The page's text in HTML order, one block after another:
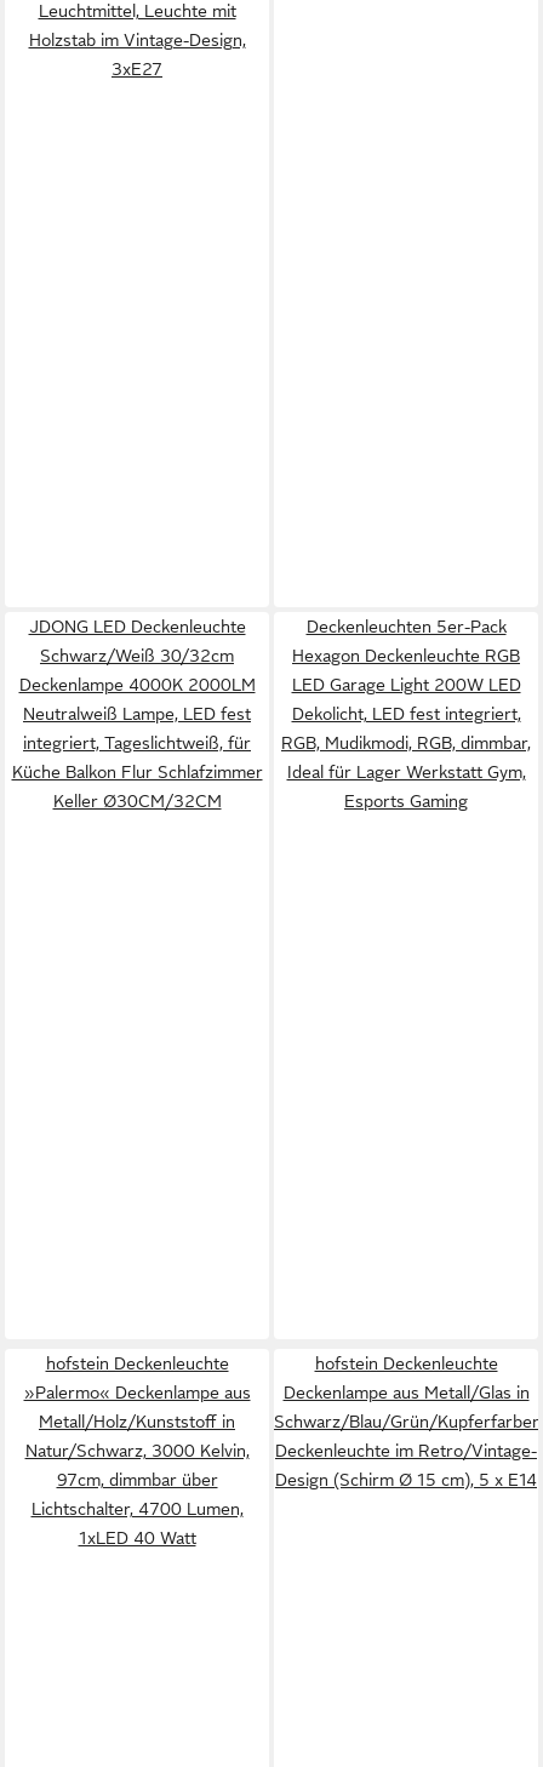
Leuchtmittel, Leuchte mit
Holzstab im Vintage-Design,
3xE27
JDONG LED Deckenleuchte
Schwarz/Weiß 30/32cm
Deckenlampe 4000K 2000LM
Neutralweiß Lampe, LED fest
integriert, Tageslichtweiß, für
Küche Balkon Flur Schlafzimmer
Keller Ø30CM/32CM
Deckenleuchten 5er-Pack
Hexagon Deckenleuchte RGB
LED Garage Light 200W LED
Dekolicht, LED fest integriert,
RGB, Mudikmodi, RGB, dimmbar,
Ideal für Lager Werkstatt Gym,
Esports Gaming
hofstein Deckenleuchte
»Palermo« Deckenlampe aus
Metall/Holz/Kunststoff in
Natur/Schwarz, 3000 Kelvin,
97cm, dimmbar über
Lichtschalter, 4700 Lumen,
1xLED 40 Watt
hofstein Deckenleuchte
Deckenlampe aus Metall/Glas in
Schwarz/Blau/Grün/
Deckenleuchte im Retro/Vintage-
Design (Schirm Ø 15 cm), 5 x E14